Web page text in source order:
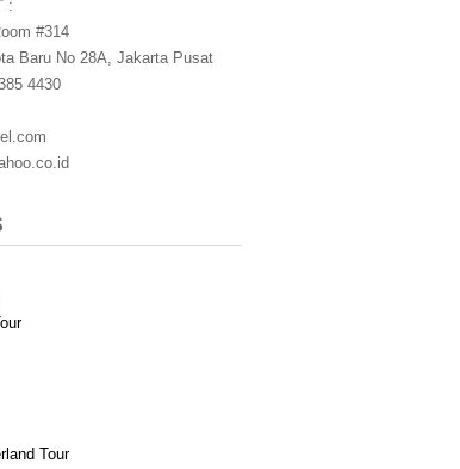
:
#314
Baru No 28A, Jakarta Pusat
4430
Tour